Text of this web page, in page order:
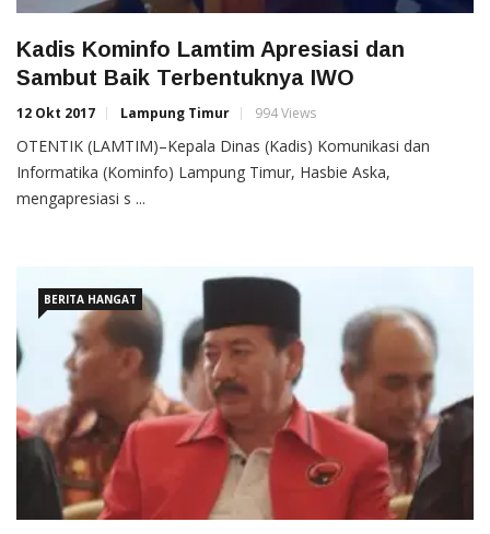
Kadis Kominfo Lamtim Apresiasi dan
Sambut Baik Terbentuknya IWO
12 Okt 2017 Lampung Timur 994 Views
OTENTIK (LAMTIM)–Kepala Dinas (Kadis) Komunikasi dan
Informatika (Kominfo) Lampung Timur, Hasbie Aska,
mengapresiasi s ...
BERITA HANGAT